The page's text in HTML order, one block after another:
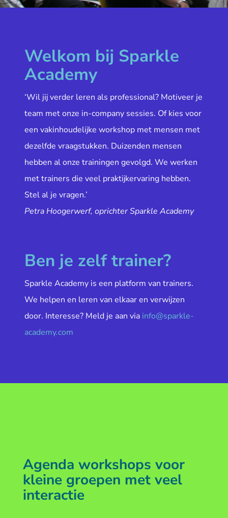
Welkom bij Sparkle
Academy
‘Wil jij verder leren als professional? Motiveer je
team met onze in-company sessies. Of kies voor
een vakinhoudelijke workshop met mensen met
dezelfde vraagstukken. Duizenden mensen
hebben al onze trainingen gevolgd. We werken
met trainers die veel praktijkervaring hebben.
Stel al je vragen.’
Petra Hoogerwerf, oprichter Sparkle Academy
Ben je zelf trainer?
Sparkle Academy is een platform van trainers.
We helpen en leren van elkaar en verwijzen
door. Interesse? Meld je aan via info@sparkle-
academy.com
Agenda workshops voor
kleine groepen met veel
interactie